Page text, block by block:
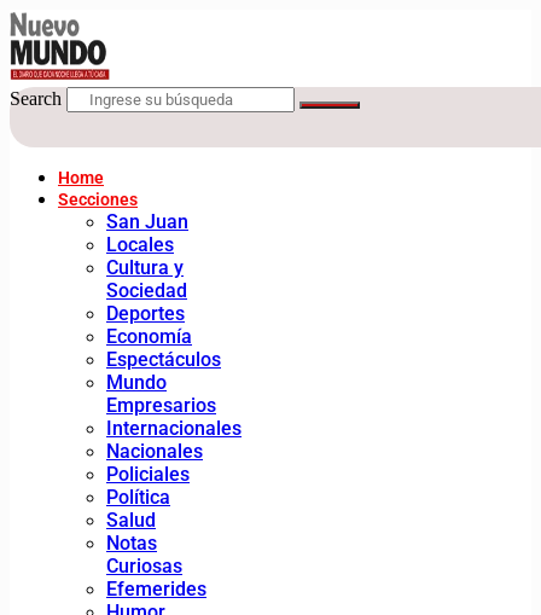
Search
Home
Secciones
San Juan
Locales
Cultura y
Sociedad
Deportes
Economía
Espectáculos
Mundo
Empresarios
Internacionales
Nacionales
Policiales
Política
Salud
Notas
Curiosas
Efemerides